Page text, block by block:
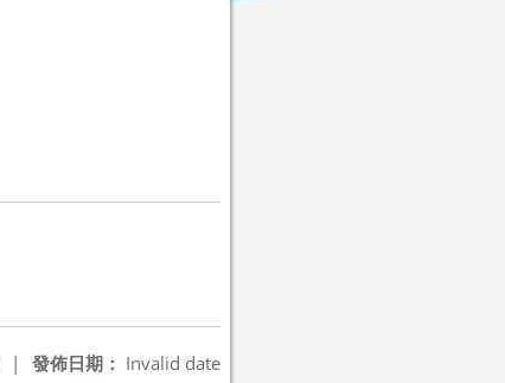
發佈日期： Invalid date
|